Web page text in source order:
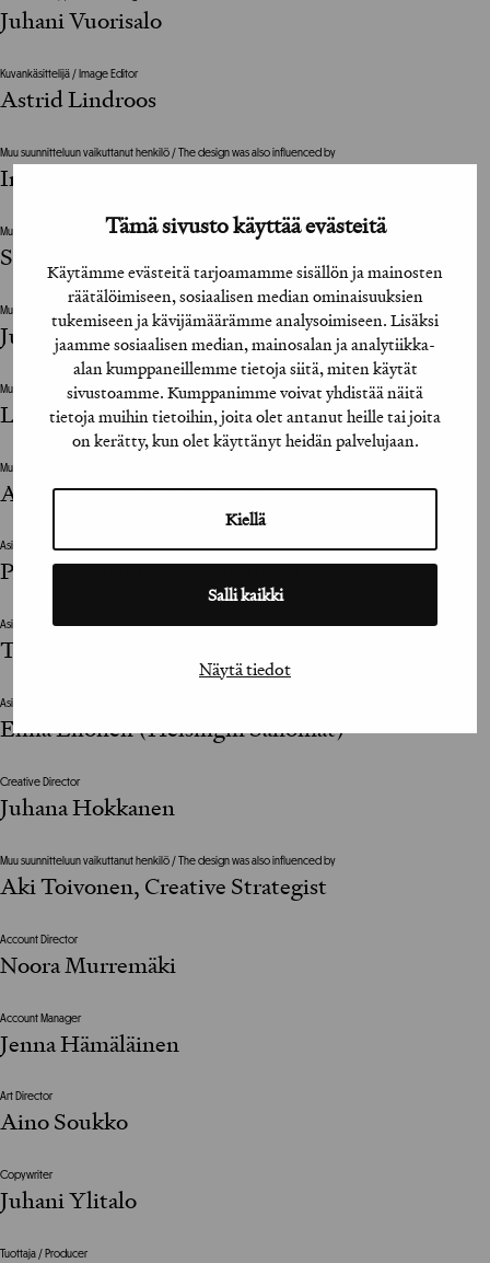
Tämä sivusto käyttää evästeitä
Käytämme evästeitä tarjoamamme sisällön ja mainosten
räätälöimiseen, sosiaalisen median ominaisuuksien
tukemiseen ja kävijämäärämme analysoimiseen. Lisäksi
jaamme sosiaalisen median, mainosalan ja analytiikka-
alan kumppaneillemme tietoja siitä, miten käytät
sivustoamme. Kumppanimme voivat yhdistää näitä
tietoja muihin tietoihin, joita olet antanut heille tai joita
on kerätty, kun olet käyttänyt heidän palvelujaan.
Kiellä
Salli kaikki
Näytä tiedot
Juhani Vuorisalo
Kuvankäsittelijä / Image Editor
Astrid Lindroos
Muu suunnitteluun vaikuttanut henkilö / The design was also influenced by
Inkeri Harju (Helsingin Sanomat)
Muu suunnitteluun vaikuttanut henkilö / The design was also influenced by
Salla Varpula (Helsingin Sanomat)
Muu suunnitteluun vaikuttanut henkilö / The design was also influenced by
Jutta Sarhimaa (Helsingin Sanomat)
Muu suunnitteluun vaikuttanut henkilö / The design was also influenced by
Lotta Mikkilä (Helsingin Sanomat)
Muu suunnitteluun vaikuttanut henkilö / The design was also influenced by
Aliisa Ristmeri (Helsingin Sanomat)
Asiakkaan vastuuhenkilö / Client’s Representative
Petra Koivusilta (Helsingin Sanomat)
Asiakkaan vastuuhenkilö / Client’s Representative
Tuomas Jääskeläinen (Helsingin Sanomat)
Asiakkaan vastuuhenkilö / Client’s Representative
Elina Ellonen (Helsingin Sanomat)
Creative Director
Juhana Hokkanen
Muu suunnitteluun vaikuttanut henkilö / The design was also influenced by
Aki Toivonen, Creative Strategist
Account Director
Noora Murremäki
Account Manager
Jenna Hämäläinen
Art Director
Aino Soukko
Copywriter
Juhani Ylitalo
Tuottaja / Producer